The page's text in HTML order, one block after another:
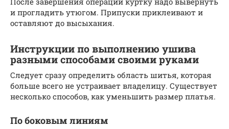
и прогладить утюгом. Припуски приклеивают и
оставляют до высыхания.
Инструкции по выполнению ушива
разными способами своими руками
Следует сразу определить область шитья, которая
больше всего не устраивает владелицу. Существует
несколько способов, как уменьшить размер платья.
По боковым линиям